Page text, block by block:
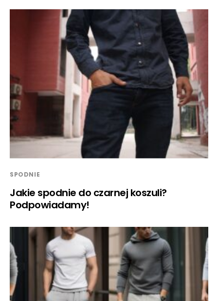
SPODNIE
Jakie spodnie do czarnej koszuli?
Podpowiadamy!